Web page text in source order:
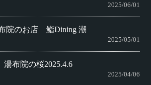
2025/06/01
院のお店 鮨Dining 潮
2025/05/01
湯布院の桜2025.4.6
2025/04/06